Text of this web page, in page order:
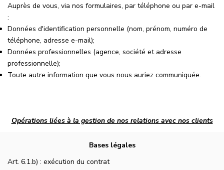
Auprès de vous, via nos formulaires, par téléphone ou par e-mail
:
Données d'identification personnelle (nom, prénom, numéro de
téléphone, adresse e-mail);
Données professionnelles (agence, société et adresse
professionnelle);
Toute autre information que vous nous auriez communiquée.
Opérations liées à la gestion de nos relations avec nos clients
Bases légales
Art. 6.1.b) : exécution du contrat